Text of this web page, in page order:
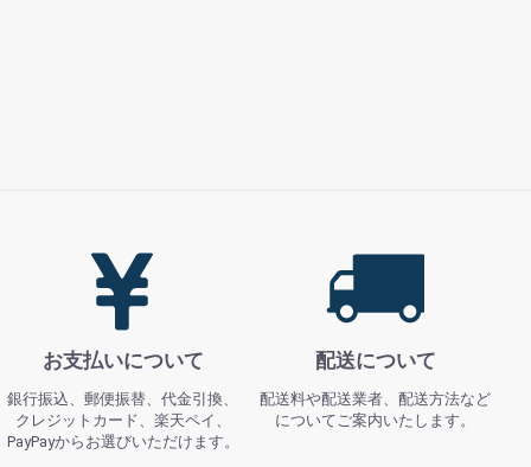
お支払いについて
銀行振込、郵便振替、代金引換、
クレジットカード、楽天ペイ、
PayPayからお選びいただけます。
配送について
配送料や配送業者、配送方法など
についてご案内いたします。